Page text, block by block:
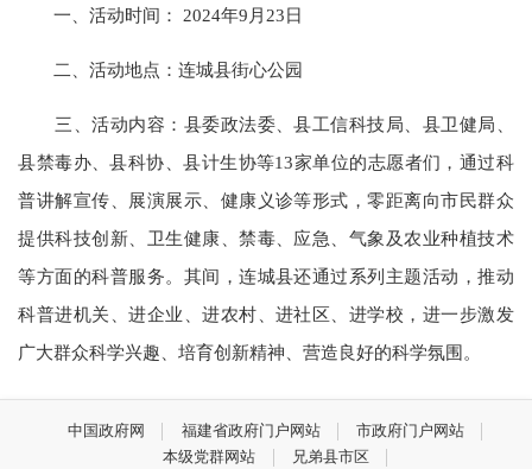
一、活动时间： 2024年9月23日
二、活动地点：连城县街心公园
三、活动内容：县委政法委、县工信科技局、县卫健局、
县禁毒办、县科协、县计生协等13家单位的志愿者们，通过科
普讲解宣传、展演展示、健康义诊等形式，零距离向市民群众
提供科技创新、卫生健康、禁毒、应急、气象及农业种植技术
等方面的科普服务。其间，连城县还通过系列主题活动，推动
科普进机关、进企业、进农村、进社区、进学校，进一步激发
广大群众科学兴趣、培育创新精神、营造良好的科学氛围。
中国政府网 福建省政府门户网站
市政府门户网站
本级党群网站
兄弟县市区